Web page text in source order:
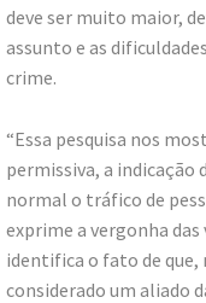
deve ser muito maior,
assunto e as
crime.
“Essa pesquisa nos
permissiva, a indicação
normal o tráfico de
exprime a vergonha
identifica o fato de que,
considerado um aliado